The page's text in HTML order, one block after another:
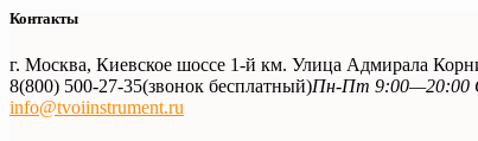
Контакты
г. Москва, Киевское шоссе 1-й км. Улица Адмирала
8(800) 500-27-35(звонок бесплатный)Пн-Пт 9:00—20:00
info@tvoiinstrument.ru